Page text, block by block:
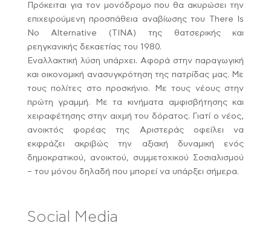
Πρόκειται για τον μονόδρομο που θα ακυρώσει την
επιχειρούμενη προσπάθεια αναβίωσης του There Is
No Alternative (TINA) της θατσερικής και
ρεηγκανικής δεκαετίας του 1980.
Εναλλακτική λύση υπάρχει. Αφορά στην παραγωγική
και οικονομική ανασυγκρότηση της πατρίδας μας. Με
τους πολίτες στο προσκήνιο. Με τους νέους στην
πρώτη γραμμή. Με τα κινήματα αμφισβήτησης και
χειραφέτησης στην αιχμή του δόρατος. Γιατί ο νέος,
ανοικτός φορέας της Αριστεράς οφείλει να
εκφράζει ακριβώς την αξιακή δυναμική ενός
δημοκρατικού, ανοικτού, συμμετοχικού Σοσιαλισμού
– του μόνου δηλαδή που μπορεί να υπάρξει σήμερα.
Social Media